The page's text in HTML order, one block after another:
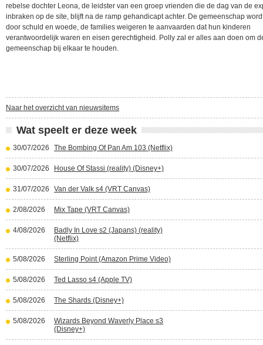
rebelse dochter Leona, de leidster van een groep vrienden die de dag van de
inbraken op de site, blijft na de ramp gehandicapt achter. De gemeenschap
door schuld en woede, de families weigeren te aanvaarden dat hun kinderen
verantwoordelijk waren en eisen gerechtigheid. Polly zal er alles aan doen om
gemeenschap bij elkaar te houden.
Naar het overzicht van nieuwsitems
Wat speelt er deze week
30/07/2026 The Bombing Of Pan Am 103 (Netflix)
30/07/2026 House Of Stassi (reality) (Disney+)
31/07/2026 Van der Valk s4 (VRT Canvas)
2/08/2026 Mix Tape (VRT Canvas)
4/08/2026
Badly In Love s2 (Japans) (reality)
(Netflix)
5/08/2026 Sterling Point (Amazon Prime Video)
5/08/2026 Ted Lasso s4 (Apple TV)
5/08/2026 The Shards (Disney+)
5/08/2026
Wizards Beyond Waverly Place s3
(Disney+)